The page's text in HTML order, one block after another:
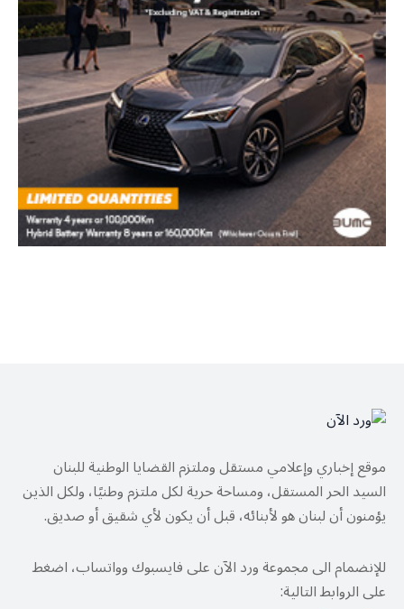
موقع إخباري وإعلامي مستقل وملتزم القضايا الوطنية للبنان
السيد الحر المستقل، ومساحة حرية لكل ملتزم وطنيًا، ولكل الذين
يؤمنون أن لبنان هو لأبنائه، قبل أن يكون لأي شقيق أو صديق.
للإنضمام الى مجموعة ورد الآن على فايسبوك وواتساب، اضغط
على الروابط التالية: